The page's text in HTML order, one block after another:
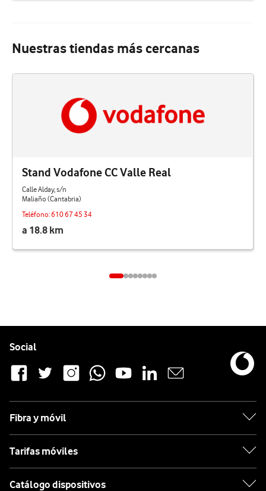
Nuestras tiendas más cercanas
Stand Vodafone CC Valle Real
Calle Alday, s/n
Maliaño (Cantabria)
Teléfono:610 67 45 34
a 18.8 km
Social
Fibra y móvil
Tarifas móviles
Catálogo dispositivos